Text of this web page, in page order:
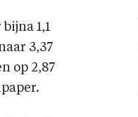
1,1
3,37
op 2,87